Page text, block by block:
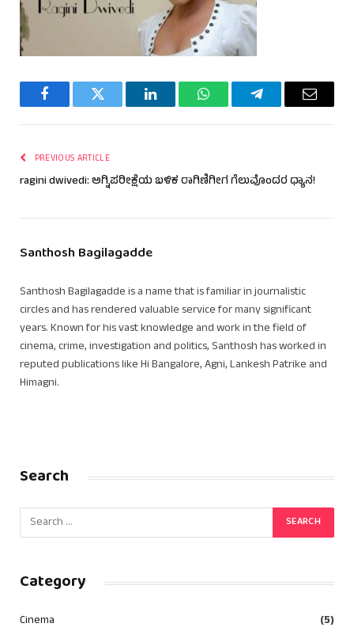
FacebookTwitter LinkedInWhatsAppTelegramEmail
PREVIOUS ARTICLE
ragini dwivedi: ಅಗ್ನಿಪರೀಕ್ಷೆಯ ಬಳಿಕ ರಾಗಿಣಿಗೀಗ ಗೆಲುವೊಂದರ ಧ್ಯಾನ!
Santhosh Bagilagadde
Santhosh Bagilagadde is a name that is familiar in journalistic
circles and has rendered valuable service for many significant
years. Known for his vast knowledge and work in the field of
cinema, crime, investigation and politics, Santhosh has worked in
reputed publications like Hi Bangalore, Agni, Lankesh Patrike and
Himagni.
Search
Category
Cinema
(5)